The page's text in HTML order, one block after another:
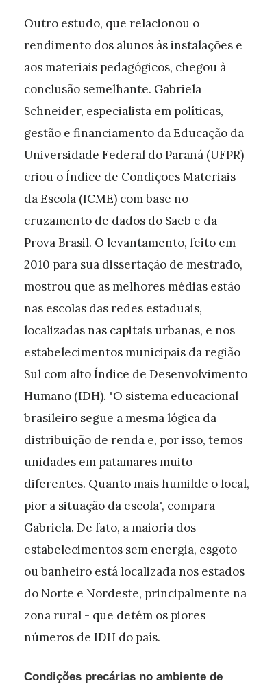
Outro estudo, que relacionou o
rendimento dos alunos às instalações e
aos materiais pedagógicos, chegou à
conclusão semelhante. Gabriela
Schneider, especialista em políticas,
gestão e financiamento da Educação da
Universidade Federal do Paraná (UFPR)
criou o Índice de Condições Materiais
da Escola (ICME) com base no
cruzamento de dados do Saeb e da
Prova Brasil. O levantamento, feito em
2010 para sua dissertação de mestrado,
mostrou que as melhores médias estão
nas escolas das redes estaduais,
localizadas nas capitais urbanas, e nos
estabelecimentos municipais da região
Sul com alto Índice de Desenvolvimento
Humano (IDH). "O sistema educacional
brasileiro segue a mesma lógica da
distribuição de renda e, por isso, temos
unidades em patamares muito
diferentes. Quanto mais humilde o local,
pior a situação da escola", compara
Gabriela. De fato, a maioria dos
estabelecimentos sem energia, esgoto
ou banheiro está localizada nos estados
do Norte e Nordeste, principalmente na
zona rural - que detém os piores
números de IDH do país.
Condições precárias no ambiente de